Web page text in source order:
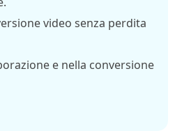
video senza perdita
e nella conversione